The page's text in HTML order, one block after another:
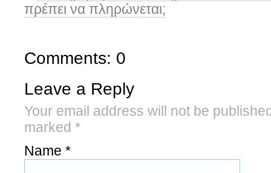
πρέπει να πληρώνεται;
Comments: 0
Leave a Reply
Your email address will not be
marked*
Name*